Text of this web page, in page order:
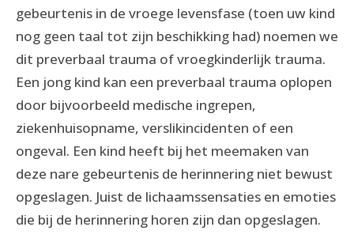
gebeurtenis in de vroege levensfase (toen uw kind
nog geen taal tot zijn beschikking had) noemen we
dit preverbaal trauma of vroegkinderlijk trauma.
Een jong kind kan een preverbaal trauma oplopen
door bijvoorbeeld medische ingrepen,
ziekenhuisopname, verslikincidenten of een
ongeval. Een kind heeft bij het meemaken van
deze nare gebeurtenis de herinnering niet bewust
opgeslagen. Juist de lichaamssensaties en emoties
die bij de herinnering horen zijn dan opgeslagen.